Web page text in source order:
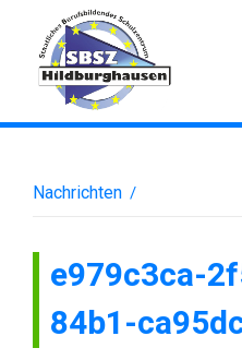
Nachrichten /
e979c3ca-
84b1-